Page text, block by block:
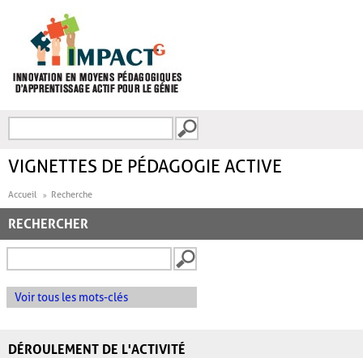
FORMULAIRE DE
VIGNETTES DE PÉDAGOGIE ACTIVE
Accueil Recherche
RECHERCHER
Voir tous les mots-clés
DÉROULEMENT DE L'ACTIVITÉ